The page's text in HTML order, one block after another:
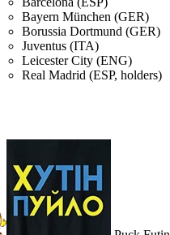
Bayern München (GER)
Borussia Dortmund (GER)
Juventus (ITA)
Leicester City (ENG)
Real Madrid (ESP, holders)